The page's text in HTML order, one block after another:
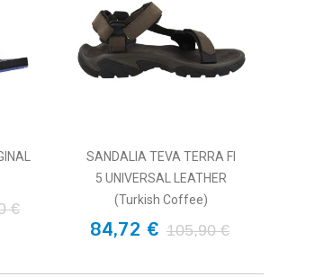
€
SANDALIA TEVA TERRA FI
5 UNIVERSAL LEATHER
(Turkish Coffee)
84,72 € 105,90 €